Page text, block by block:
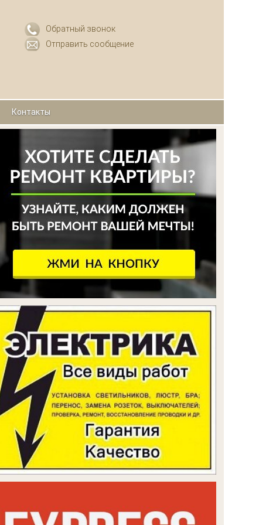
Обратный звонок
Отправить сообщение
Контакты